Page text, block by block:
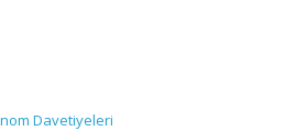
Davetiyeleri